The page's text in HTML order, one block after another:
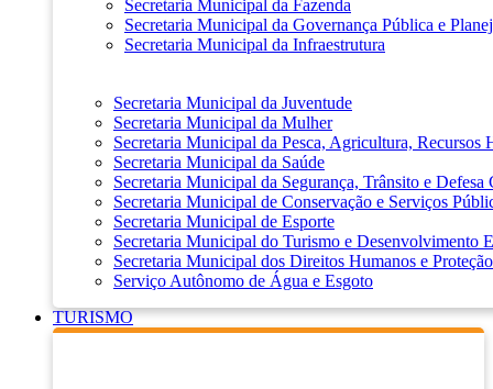
Secretaria Municipal da Fazenda
Secretaria Municipal da Governança Pública e
Secretaria Municipal da Infraestrutura
Secretaria Municipal da Juventude
Secretaria Municipal da Mulher
Secretaria Municipal da Pesca, Agricultura, Recursos
Secretaria Municipal da Saúde
Secretaria Municipal da Segurança, Trânsito e Defesa
Secretaria Municipal de Conservação e Serviços
Secretaria Municipal de Esporte
Secretaria Municipal do Turismo e Desenvolvimento
Secretaria Municipal dos Direitos Humanos e
Serviço Autônomo de Água e Esgoto
TURISMO